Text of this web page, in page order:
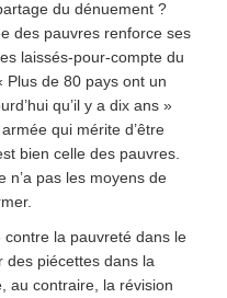
du dénuement ?
des pauvres renforce ses
laissés-pour-compte du
Plus de 80 pays ont un
qu’il y a dix ans »
qui mérite d’être
bien celle des pauvres.
n’a pas les moyens de
la pauvreté dans le
des piécettes dans la
au contraire, la révision